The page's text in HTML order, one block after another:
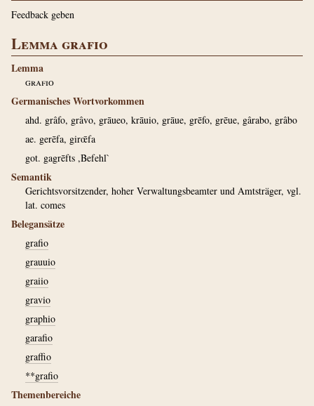
Feedback geben
Lemma grafio
Lemma
grafio
Germanisches Wortvorkommen
ahd. grâfo, grâvo, grāueo, krāuio, grāue, grēfo, grēue, gârabo, grâbo
ae. gerēfa, girœ̄fa
got. gagrēfts ,Befehl`
Semantik
Gerichtsvorsitzender, hoher Verwaltungsbeamter und Amtsträger, vgl.
lat. comes
Belegansätze
grafio
grauuio
graiio
gravio
graphio
garafio
graffio
**grafio
Themenbereiche